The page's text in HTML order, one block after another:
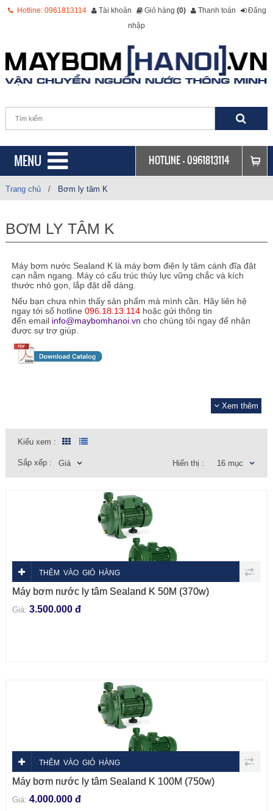
Hotline: 0961813114 Tài khoản Giỏ hàng (0) Thanh toán Đăng
nhập
MENU HOTLINE -0961813114
Trang chủ / Bơm ly tâm K
BƠM LY TÂM K
Máy bơm nước Sealand K là máy bơm điện ly tâm cánh đĩa đặt
cạn nằm ngang. Máy có cấu trúc thủy lực vững chắc và kích
thước nhỏ gọn, lắp đặt dễ dàng.
Nếu bạn chưa nhìn thấy sản phẩm mà mình cần. Hãy liên hệ
ngay tới số hotline 096.18.13.114hoặc gửi thông tin
đến email info@maybomhanoi.vn cho chúng tôi ngay để nhận
được sự trợ giúp.
Xem thêm
Kiểu xem :
Hiển thị : 16 mục
Sắp xếp : Giá
THÊM VÀO GIỎ HÀNG
Máy bơm nước ly tâm Sealand K 50M (370w)
Giá: 3.500.000 đ
THÊM VÀO GIỎ HÀNG
Máy bơm nước ly tâm Sealand K 100M (750w)
Giá: 4.000.000 đ